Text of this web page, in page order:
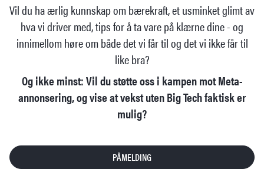
Vil du ha ærlig kunnskap om bærekraft, et usminket glimt av
hva vi driver med, tips for å ta vare på klærne dine - og
innimellom høre om både det vi får til og det vi ikke får til
like bra?
Og ikke minst: Vil du støtte oss i kampen mot Meta-
annonsering, og vise at vekst uten Big Tech faktisk er
mulig?
PÅMELDING